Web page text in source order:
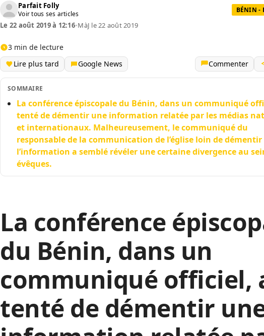
Parfait Folly
Voir tous ses articles BÉNIN -
Le 22 août 2019 à 12:16•MàJ le 22 août 2019
3 min de lecture
Lire plus tard
Google News Commenter
SOMMAIRE
La conférence épiscopale du Bénin, dans un communiqué
tenté de démentir une information relatée par les médias
et internationaux. Malheureusement, le communiqué du
responsable de la communication de l’église loin de démentir
l’information a semblé révéler une certaine divergence au
évêques.
La conférence
du Bénin, dans un
communiqué officiel,
tenté de démentir